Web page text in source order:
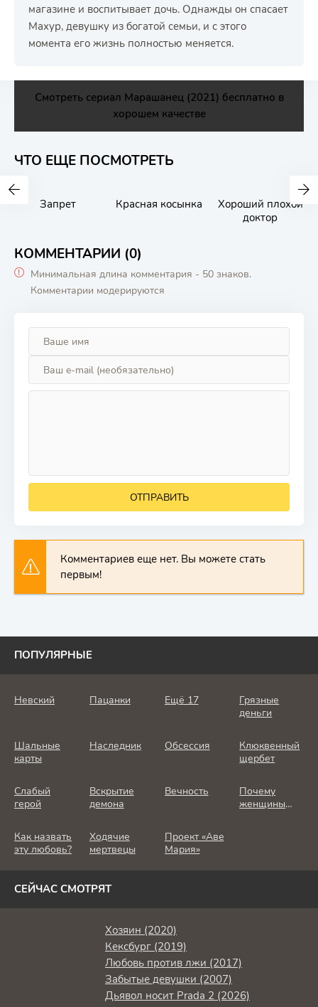
магазине и воспитывает дочь. Однажды он спасает
Махур, девушку из богатой семьи, и с этого
момента его жизнь полностью меняется.
Смотреть сериал Марашанец (2021) бесплатно в
хорошем качестве
ЧТО ЕЩЕ ПОСМОТРЕТЬ
Запрет Красная косынка
Хороший плохой
доктор
КОММЕНТАРИИ (0)
Минимальная длина комментария - 50 знаков.
Комментарии модерируются
ОТПРАВИТЬ
Комментариев еще нет. Вы можете стать
первым!
ПОПУЛЯРНЫЕ
Невский Пацанки Ещё 17
Грязные
деньги
Шальные
карты
Наследник Обсессия
Клюквенный
щербет
Слабый
герой
Вскрытие
демона
Вечность
Почему
женщины
Как назвать
эту любовь?
Ходячие
мертвецы
Проект «Аве
Мария»
СЕЙЧАС СМОТРЯТ
Хозяин (2020)
Кексбург (2019)
Любовь против лжи (2017)
Забытые девушки (2007)
Дьявол носит Prada 2 (2026)